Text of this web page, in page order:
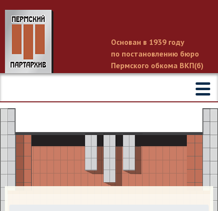
Основан в 1939 году
по постановлению бюро
Пермского обкома ВКП(б)